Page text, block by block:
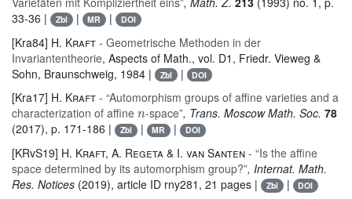
33-36 |
Zbl | MR | DOI
[Kra84] H. Kraft - Geometrische Methoden in der
Invariantentheorie, Aspects of Math., vol. D1 , Friedr. Vieweg &
Sohn, Braunschweig, 1984 |
Zbl | DOI
[Kra17] H. Kraft - “Automorphism groups of affine varieties and a
characterization of affine n-space”, Trans. Moscow Math. Soc. 78
(2017), p. 171-186 |
Zbl | MR | DOI
[KRvS19] H. Kraft, A. Regeta & I. van Santen - “Is the affine
space determined by its automorphism group?”, Internat. Math.
Res. Notices (2019), article ID rny281, 21 pages | Zbl | DOI